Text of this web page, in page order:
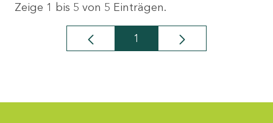
Zeige 1 bis 5 von 5 Einträgen.
Seite
1